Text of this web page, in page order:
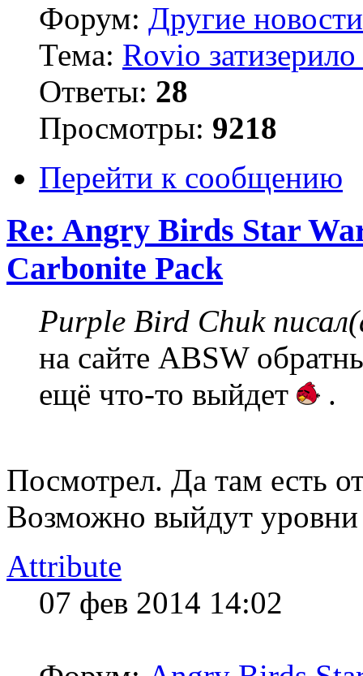
Форум: Другие
Тема: Rovio
Ответы: 28
Просмотры: 9218
Перейти к сообщению
Re: Angry Birds Star
Carbonite Pack
Purple Bird Chuk
на сайте ABSW
ещё что-то выйдет
.
Посмотрел. Да там есть
Возможно выйдут
Attribute
07 фев 2014 14:02